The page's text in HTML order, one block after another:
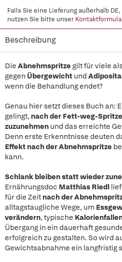
Falls Sie eine Lieferung außerhalb
nutzen Sie bitte unser
Beschreibung
Die Abnehmspritzegilt für viele
gegen Übergewicht und
wenn die Behandlung endet?
Genau hier setzt dieses Buch an:
gelingt, nach der Fett-weg-
zuzunehmen und das erreichte
Denn erste Erkenntnisse deuten
Effekt nach der Abnehmspritze
kann.
Schlank bleiben statt wieder
Ernährungsdoc Matthias Riedl
für die Zeit nach der
alltagstaugliche Wege, um
verändern, typische
Übergang in ein dauerhaft
erfolgreich zu gestalten. So wird
Gewichtsabnahme ein langfristig